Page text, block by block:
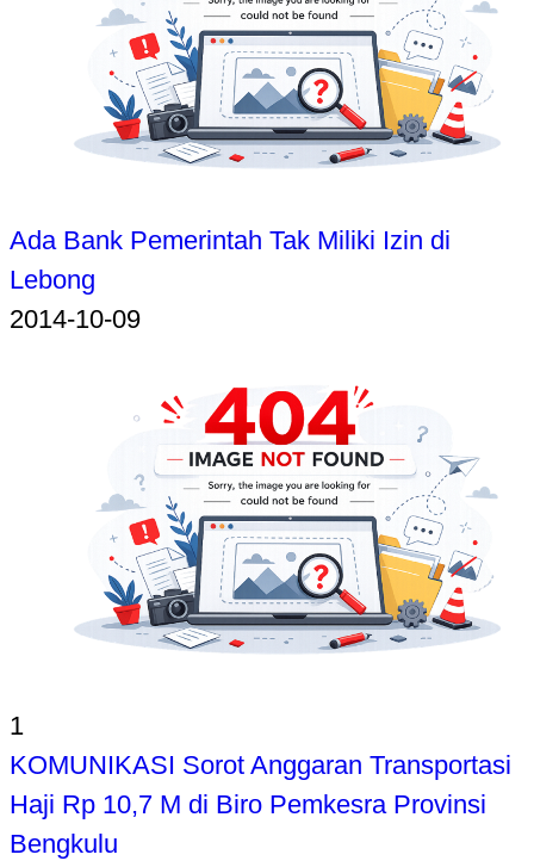
Ada Bank Pemerintah Tak Miliki Izin di
Lebong
2014-10-09
1
KOMUNIKASI Sorot Anggaran Transportasi
Haji Rp 10,7 M di Biro Pemkesra Provinsi
Bengkulu